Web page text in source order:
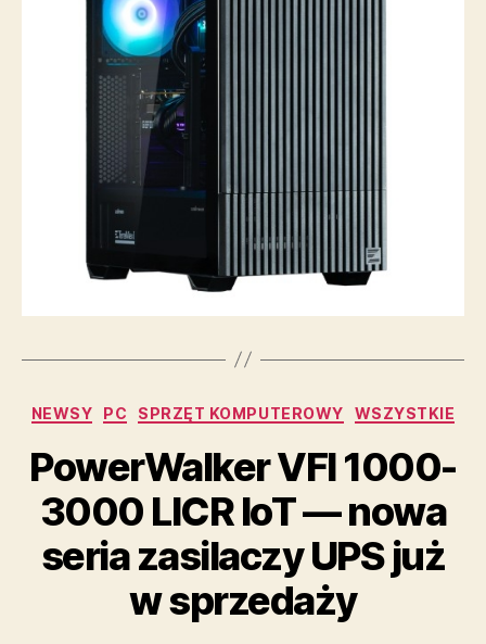
Kategorie
NEWSY PC SPRZĘT KOMPUTEROWY WSZYSTKIE
PowerWalker VFI 1000-
3000 LICR IoT — nowa
seria zasilaczy UPS już
w sprzedaży